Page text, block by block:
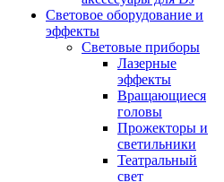
Световое оборудование и
эффекты
Световые приборы
Лазерные
эффекты
Вращающиеся
головы
Прожекторы и
светильники
Театральный
свет